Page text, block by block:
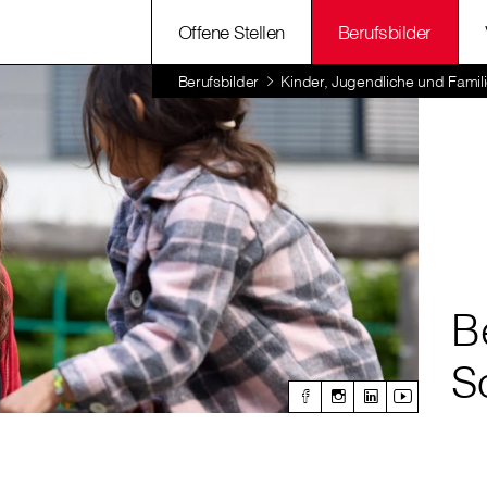
Offene Stellen Berufsbilder
Berufsbilder Kinder, Jugendliche und